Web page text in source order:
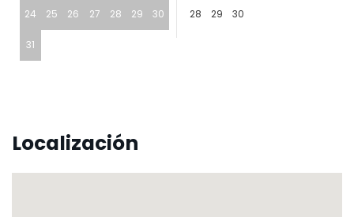
24 25 26 27 28 29 30
31
28 29 30
Localización